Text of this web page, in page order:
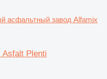
асфальтный завод Alfamix
Asfalt Plenti